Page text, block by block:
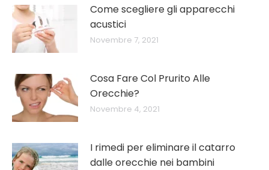
Come scegliere gli apparecchi
acustici
Novembre 7, 2021
Cosa Fare Col Prurito Alle
Orecchie?
Novembre 4, 2021
I rimedi per eliminare il catarro
dalle orecchie nei bambini